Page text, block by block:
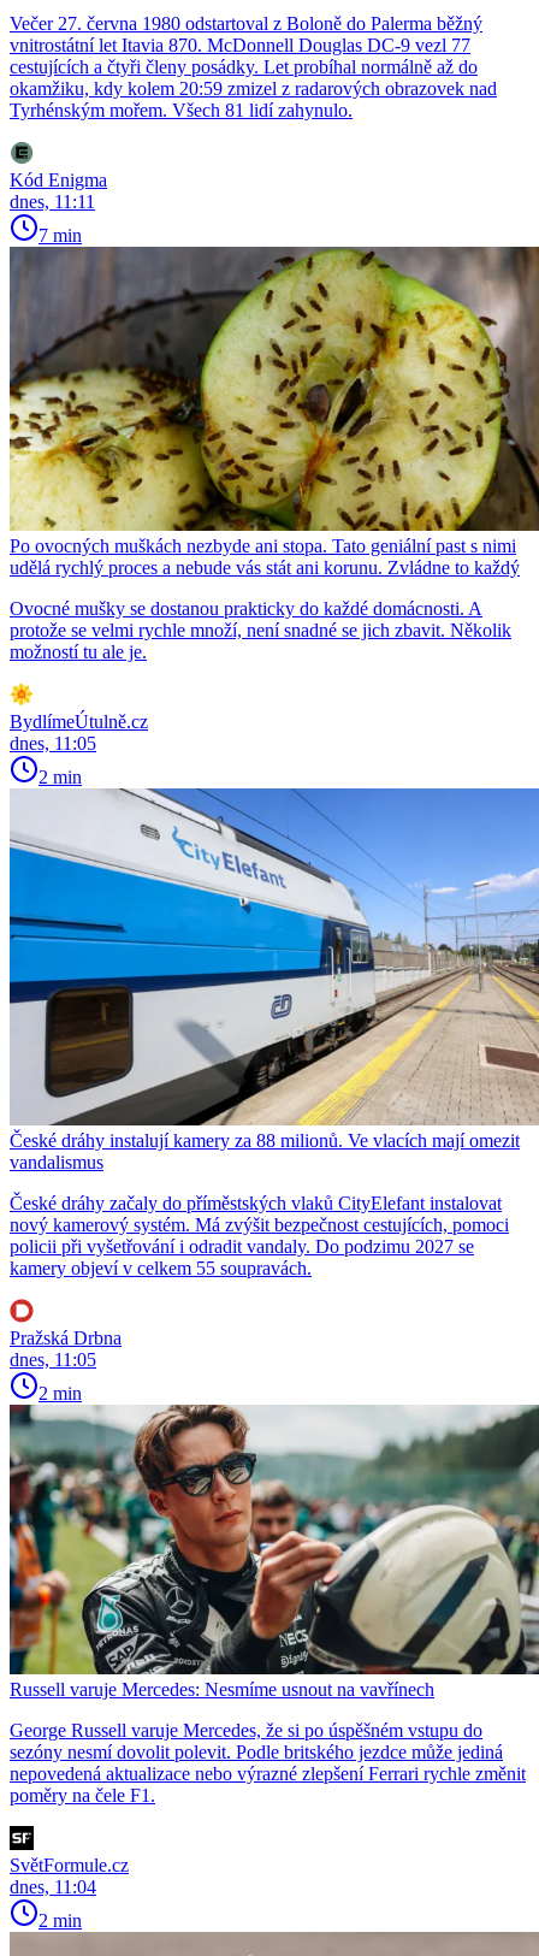
Večer 27. června 1980 odstartoval z Boloně do Palerma běžný
vnitrostátní let Itavia 870. McDonnell Douglas DC-9 vezl 77
cestujících a čtyři členy posádky. Let probíhal normálně až do
okamžiku, kdy kolem 20:59 zmizel z radarových obrazovek nad
Tyrhénským mořem. Všech 81 lidí zahynulo.
Kód Enigma
dnes, 11:11
7 min
Po ovocných muškách nezbyde ani stopa. Tato geniální past s nimi
udělá rychlý proces a nebude vás stát ani korunu. Zvládne to každý
Ovocné mušky se dostanou prakticky do každé domácnosti. A
protože se velmi rychle množí, není snadné se jich zbavit. Několik
možností tu ale je.
BydlímeÚtulně.cz
dnes, 11:05
2 min
České dráhy instalují kamery za 88 milionů. Ve vlacích mají omezit
vandalismus
České dráhy začaly do příměstských vlaků CityElefant instalovat
nový kamerový systém. Má zvýšit bezpečnost cestujících, pomoci
policii při vyšetřování i odradit vandaly. Do podzimu 2027 se
kamery objeví v celkem 55 soupravách.
Pražská Drbna
dnes, 11:05
2 min
Russell varuje Mercedes: Nesmíme usnout na vavřínech
George Russell varuje Mercedes, že si po úspěšném vstupu do
sezóny nesmí dovolit polevit. Podle britského jezdce může jediná
nepovedená aktualizace nebo výrazné zlepšení Ferrari rychle změnit
poměry na čele F1.
SvětFormule.cz
dnes, 11:04
2 min